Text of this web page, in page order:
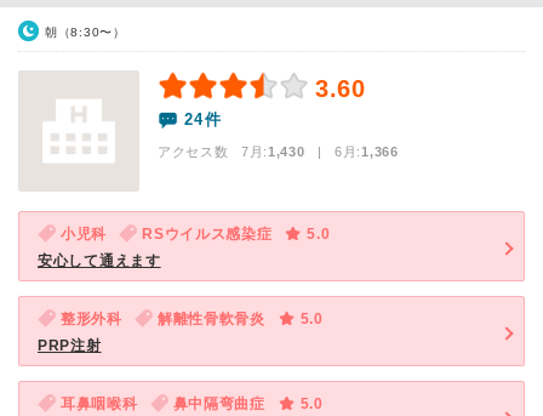
朝（8:30〜）
3.60
24件
アクセス数 7月:1,430 | 6月:1,366
小児科 RSウイルス感染症
5.0
安心して通えます
整形外科 解離性骨軟骨炎
5.0
PRP注射
耳鼻咽喉科 鼻中隔弯曲症 5.0